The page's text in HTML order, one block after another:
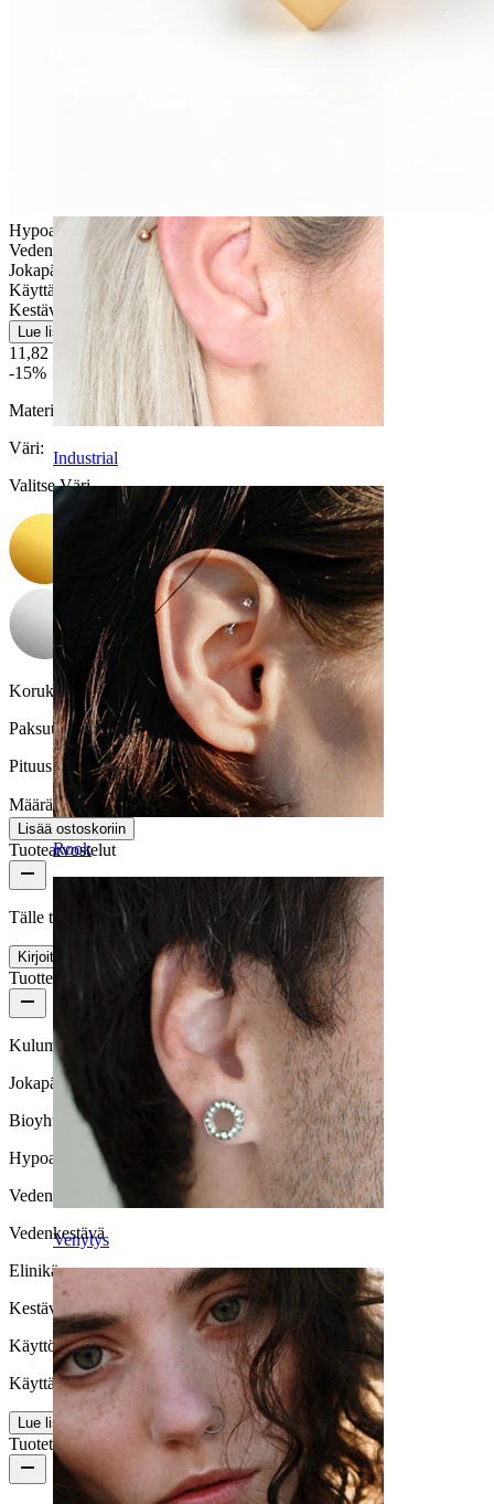
Industrial
Rook
Venytys
Hypoallergeeninen
Vedenkestävä
Jokapäiväiseen käyttöön
Käyttäjäystävällinen
Kestävä
Lue lisää
11,82 €
13,90 €
-15%
Materiaali:
Titaani
Väri:
Valitse Väri
Korukiven väri:
Läpinäkyvä
Paksuus: 1 mm
Pituus:6 mm
Määrä: 1
Muuta
Lisää ostoskoriin
Tuotearvostelut
Tälle tuotteelle ei ole vielä arvosteluja
Kirjoita arvostelu
Tuotteen laatu
Kulumisnopeus
Jokapäiväiseen käyttöön
Bioyhteensopivuus
Hypoallergeeninen
Vedenkestävyys
Vedenkestävä
Elinikä
Kestävä
Käyttömukavuus
Käyttäjäystävällinen
Lue lisää
Tuotetiedot